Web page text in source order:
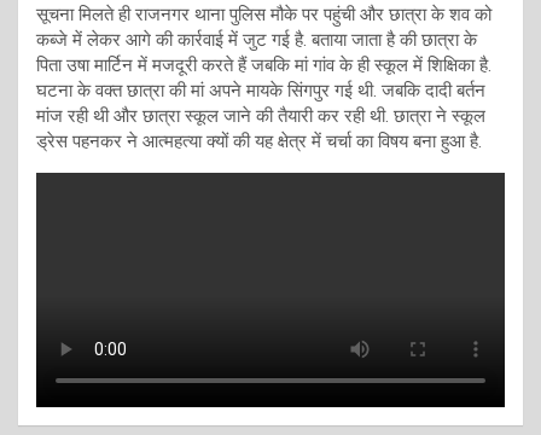
सूचना मिलते ही राजनगर थाना पुलिस मौके पर पहुंची और छात्रा के शव को
कब्जे में लेकर आगे की कार्रवाई में जुट गई है. बताया जाता है की छात्रा के
पिता उषा मार्टिन में मजदूरी करते हैं जबकि मां गांव के ही स्कूल में शिक्षिका है.
घटना के वक्त छात्रा की मां अपने मायके सिंगपुर गई थी. जबकि दादी बर्तन
मांज रही थी और छात्रा स्कूल जाने की तैयारी कर रही थी. छात्रा ने स्कूल
ड्रेस पहनकर ने आत्महत्या क्यों की यह क्षेत्र में चर्चा का विषय बना हुआ है.